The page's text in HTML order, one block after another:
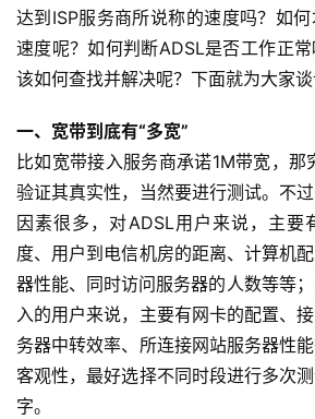
达到ISP服务商所说称的速度吗？如
速度呢？如何判断ADSL是否工作正
该如何查找并解决呢？下面就为大家谈
一、宽带到底有“多宽”
比如宽带接入服务商承诺1M带宽，那
验证其真实性，当然要进行测试。不
因素很多，对ADSL用户来说，主要
度、用户到电信机房的距离、计算机
器性能、同时访问服务器的人数等等
入的用户来说，主要有网卡的配置、
务器中转效率、所连接网站服务器性
客观性，最好选择不同时段进行多次
字。